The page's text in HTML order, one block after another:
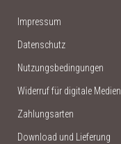
Impressum
Datenschutz
Nutzungsbedingungen
Widerruf für digitale Medien
Zahlungsarten
Download und Lieferung